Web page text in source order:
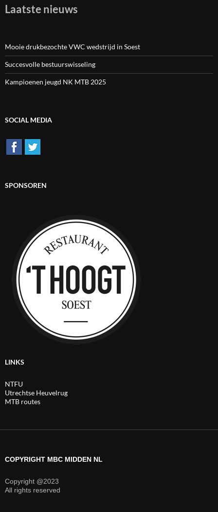
Laatste nieuws
Mooie drukbezochte VWC wedstrijd in Soest
Succesvolle bestuurswisseling
Kampioenen jeugd NK MTB 2025
SOCIAL MEDIA
SPONSOREN
LINKS
NTFU
Utrechtse Heuvelrug
MTB routes
COPYRIGHT MBC MIDDEN NL
Copyright @2023
All rights reserved